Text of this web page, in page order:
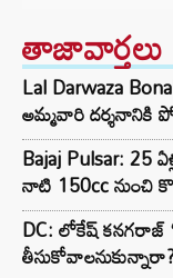
తాజావార్తలు
Lal Darwaza
అమ్మవారి దర్శనానికి
Bajaj Pulsar: 25
నాటి 150cc నుంచి
DC: లోకేష్ కనగరాజ్